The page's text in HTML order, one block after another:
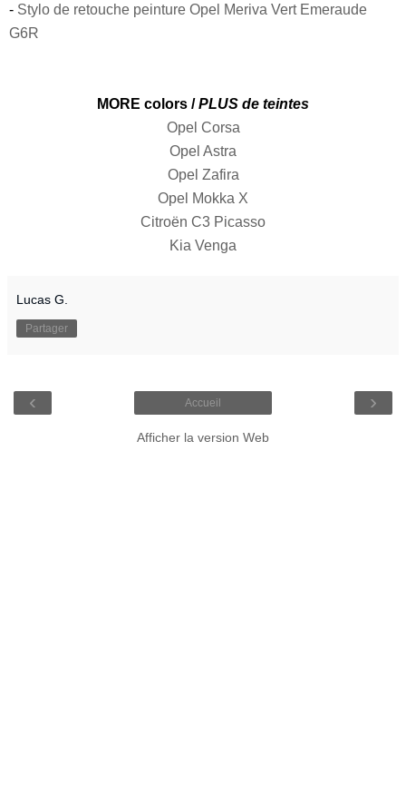
- Stylo de retouche peinture Opel Meriva Vert Emeraude
G6R
MORE colors /PLUS de teintes
Opel Corsa
Opel Astra
Opel Zafira
Opel Mokka X
Citroën C3 Picasso
Kia Venga
Lucas G.
Partager
‹ ›
Accueil
Afficher la version Web